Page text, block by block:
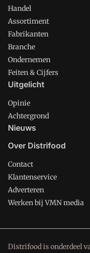
Handel
Assortiment
Fabrikanten
Branche
Ondernemen
Feiten & Cijfers
Uitgelicht
Opinie
Achtergrond
Nieuws
Over Distrifood
Contact
Klantenservice
Adverteren
Werken bij VMN media
Distrifood is onderdeel